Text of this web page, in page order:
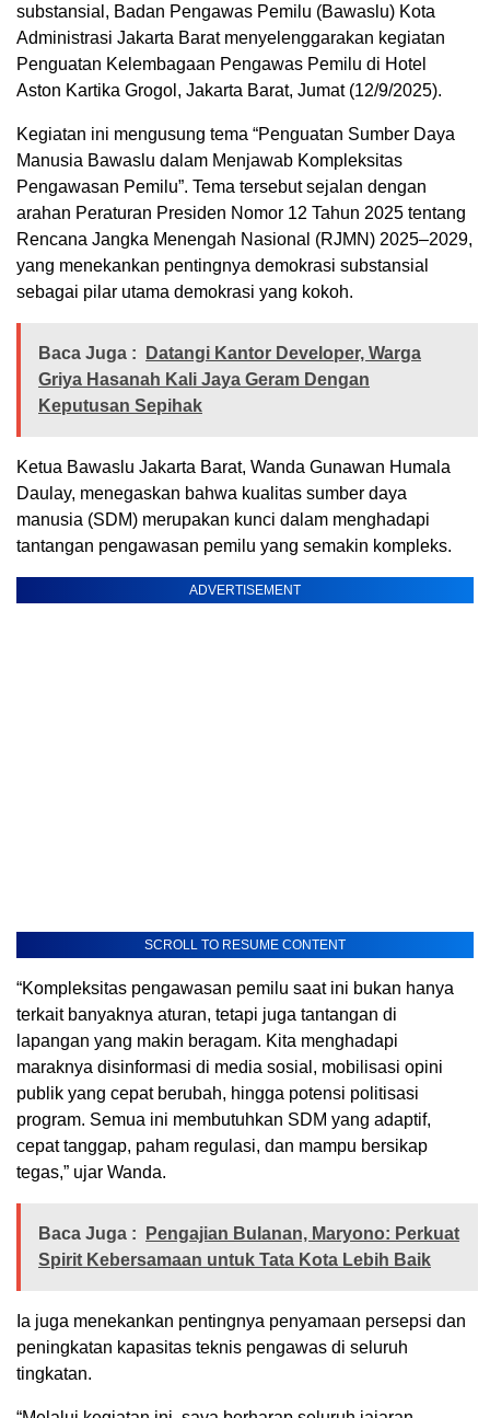
substansial, Badan Pengawas Pemilu (Bawaslu) Kota
Administrasi Jakarta Barat menyelenggarakan kegiatan
Penguatan Kelembagaan Pengawas Pemilu di Hotel
Aston Kartika Grogol, Jakarta Barat, Jumat (12/9/2025).
Kegiatan ini mengusung tema “Penguatan Sumber Daya
Manusia Bawaslu dalam Menjawab Kompleksitas
Pengawasan Pemilu”. Tema tersebut sejalan dengan
arahan Peraturan Presiden Nomor 12 Tahun 2025 tentang
Rencana Jangka Menengah Nasional (RJMN) 2025–2029,
yang menekankan pentingnya demokrasi substansial
sebagai pilar utama demokrasi yang kokoh.
Baca Juga :
Datangi Kantor Developer, Warga
Griya Hasanah Kali Jaya Geram Dengan
Keputusan Sepihak
Ketua Bawaslu Jakarta Barat, Wanda Gunawan Humala
Daulay, menegaskan bahwa kualitas sumber daya
manusia (SDM) merupakan kunci dalam menghadapi
tantangan pengawasan pemilu yang semakin kompleks.
ADVERTISEMENT
SCROLL TO RESUME CONTENT
“Kompleksitas pengawasan pemilu saat ini bukan hanya
terkait banyaknya aturan, tetapi juga tantangan di
lapangan yang makin beragam. Kita menghadapi
maraknya disinformasi di media sosial, mobilisasi opini
publik yang cepat berubah, hingga potensi politisasi
program. Semua ini membutuhkan SDM yang adaptif,
cepat tanggap, paham regulasi, dan mampu bersikap
tegas,” ujar Wanda.
Baca Juga :
Pengajian Bulanan, Maryono: Perkuat
Spirit Kebersamaan untuk Tata Kota Lebih Baik
Ia juga menekankan pentingnya penyamaan persepsi dan
peningkatan kapasitas teknis pengawas di seluruh
tingkatan.